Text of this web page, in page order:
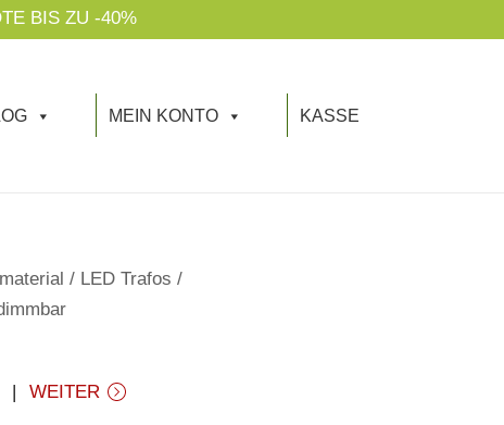
BIS ZU -40%
MEIN KONTO KASSE
/ LED Trafos /
WEITER